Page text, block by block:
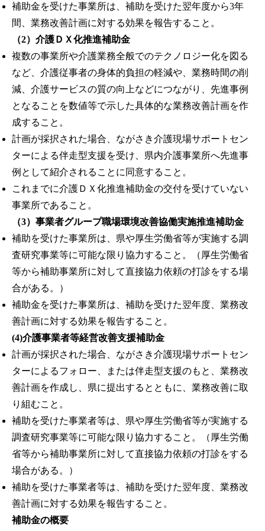
補助金を受けた事業所は、補助を受けた翌年度から3年
間、業務改善計画に対する効果を報告すること。
（2）介護ＤＸ化推進補助金
複数の事業所や介護業務全般でのテクノロジー化を図る
など、介護従事者の身体的負担の軽減や、業務時間の削
減、介護サービスの質の向上などにつながり、先進事例
となることを数値等で示した具体的な業務改善計画を作
成すること。
計画が採択された場合、ながさき介護現場サポートセン
ターによる伴走型支援を受け、県内介護事業所へ先進事
例として紹介されることに同意すること。
これまでに介護ＤＸ化推進補助金の交付を受けていない
事業所であること。
（3）事業者グループ職場環境改善協働実施推進補助金
補助を受けた事業所は、県や厚生労働省等が実施する調
査研究事業等に可能な限り協力すること。（厚生労働省
等から補助事業所に対して直接協力依頼の打診をする場
合がある。）
補助金を受けた事業所は、補助を受けた翌年度、業務改
善計画に対する効果を報告すること。
(4)介護事業者等経営改善支援補助金
計画が採択された場合、ながさき介護現場サポートセン
ターによるフォロー、または伴走型支援のもと、業務改
善計画を作成し、県に提出するとともに、業務改善に取
り組むこと。
補助を受けた事業者等は、県や厚生労働省等が実施する
調査研究事業等に可能な限り協力すること。（厚生労働
省等から補助事業所に対して直接協力依頼の打診をする
場合がある。）
補助を受けた事業者等は、補助を受けた翌年度、業務改
善計画に対する効果を報告すること。
補助金の概要